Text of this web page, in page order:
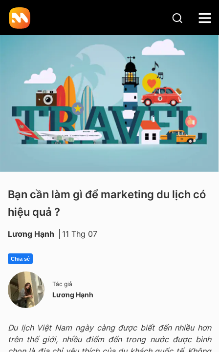
Bạn cần làm gì để marketing du lịch có
hiệu quả ?
Lương Hạnh 11 Thg 07
Chia sẻ
Tác giả
Lương Hạnh
Du lịch Việt Nam ngày càng được biết đến nhiều hơn
trên thế giới, nhiều điểm đến trong nước được bình